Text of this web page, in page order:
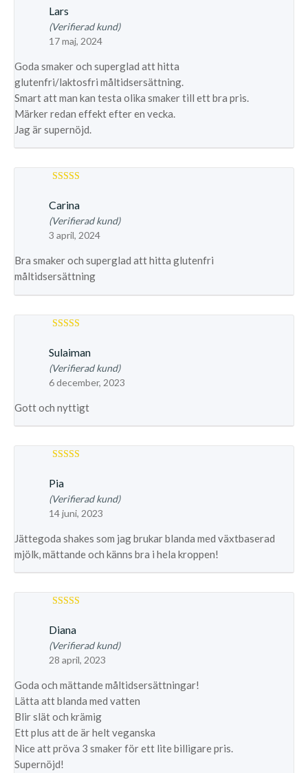
Lars
(Verifierad kund)
17 maj, 2024
Goda smaker och superglad att hitta
glutenfri/laktosfri måltidsersättning.
Smart att man kan testa olika smaker till ett bra pris.
Märker redan effekt efter en vecka.
Jag är supernöjd.
Carina
(Verifierad kund)
3 april, 2024
Bra smaker och superglad att hitta glutenfri
måltidsersättning
av 5
Sulaiman
(Verifierad kund)
6 december, 2023
Gott och nyttigt
Pia
(Verifierad kund)
14 juni, 2023
Jättegoda shakes som jag brukar blanda med växtbaserad
mjölk, mättande och känns bra i hela kroppen!
Diana
(Verifierad kund)
28 april, 2023
Goda och mättande måltidsersättningar!
Lätta att blanda med vatten
Blir slät och krämig
Ett plus att de är helt veganska
Nice att pröva 3 smaker för ett lite billigare pris.
Supernöjd!